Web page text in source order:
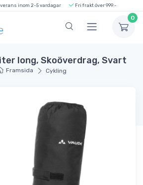
inom 2-5 vardagar Fri frakt över 999:-
0
long, Skoöverdrag, Svart
Framsida Cykling